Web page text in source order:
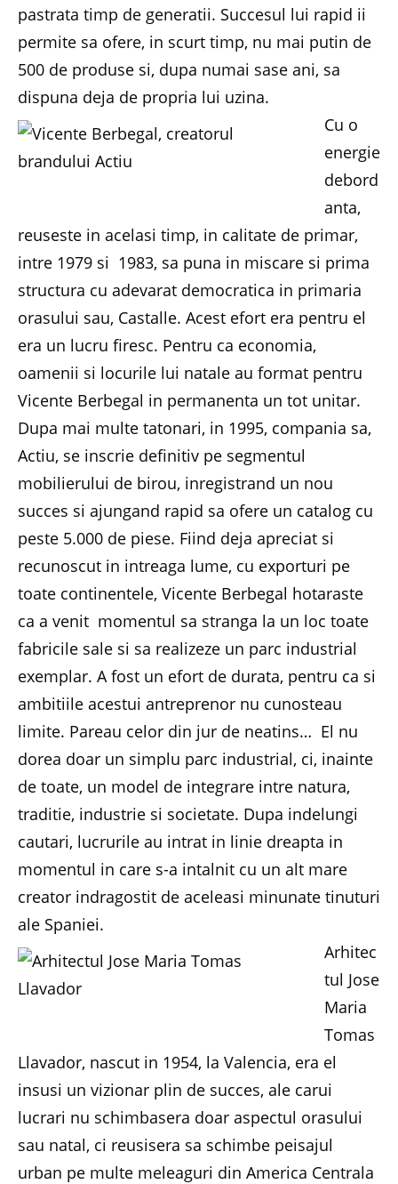
pastrata timp de generatii. Succesul lui rapid ii
permite sa ofere, in scurt timp, nu mai putin de
500 de produse si, dupa numai sase ani, sa
dispuna deja de propria lui uzina.
Cu o
energie
debord
anta,
reuseste in acelasi timp, in calitate de primar,
intre 1979 si 1983, sa puna in miscare si prima
structura cu adevarat democratica in primaria
orasului sau, Castalle. Acest efort era pentru el
era un lucru firesc. Pentru ca economia,
oamenii si locurile lui natale au format pentru
Vicente Berbegal in permanenta un tot unitar.
Dupa mai multe tatonari, in 1995, compania sa,
Actiu, se inscrie definitiv pe segmentul
mobilierului de birou, inregistrand un nou
succes si ajungand rapid sa ofere un catalog cu
peste 5.000 de piese. Fiind deja apreciat si
recunoscut in intreaga lume, cu exporturi pe
toate continentele, Vicente Berbegal hotaraste
ca a venit momentul sa stranga la un loc toate
fabricile sale si sa realizeze un parc industrial
exemplar. A fost un efort de durata, pentru ca si
ambitiile acestui antreprenor nu cunosteau
limite. Pareau celor din jur de neatins… El nu
dorea doar un simplu parc industrial, ci, inainte
de toate, un model de integrare intre natura,
traditie, industrie si societate. Dupa indelungi
cautari, lucrurile au intrat in linie dreapta in
momentul in care s-a intalnit cu un alt mare
creator indragostit de aceleasi minunate tinuturi
ale Spaniei.
Arhitec
tul Jose
Maria
Tomas
Llavador, nascut in 1954, la Valencia, era el
insusi un vizionar plin de succes, ale carui
lucrari nu schimbasera doar aspectul orasului
sau natal, ci reusisera sa schimbe peisajul
urban pe multe meleaguri din America Centrala